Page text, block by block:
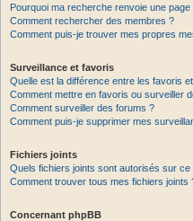
Pourquoi ma recherche renvoie une page
Comment rechercher des membres ?
Comment puis-je trouver mes propres
Surveillance et favoris
Quelle est la différence entre les favoris
Comment mettre en favoris ou surveiller
Comment surveiller des forums ?
Comment puis-je supprimer mes
Fichiers joints
Quels fichiers joints sont autorisés sur ce
Comment trouver tous mes fichiers joints
Concernant phpBB